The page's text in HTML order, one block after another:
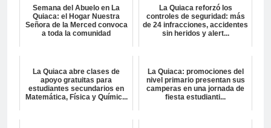
Semana del Abuelo en La
Quiaca: el Hogar Nuestra
Señora de la Merced convoca
a toda la comunidad
La Quiaca reforzó los
controles de seguridad: más
de 24 infracciones, accidentes
sin heridos y alert...
La Quiaca abre clases de
apoyo gratuitas para
estudiantes secundarios en
Matemática, Física y Químic...
La Quiaca: promociones del
nivel primario presentan sus
camperas en una jornada de
fiesta estudianti...